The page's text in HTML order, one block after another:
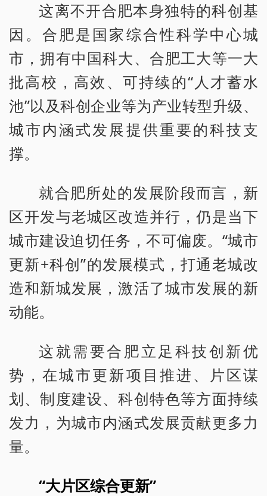
这离不开合肥本身独特的科创基
因。合肥是国家综合性科学中心城
市，拥有中国科大、合肥工大等一大
批高校，高效、可持续的“人才蓄水
池”以及科创企业等为产业转型升级、
城市内涵式发展提供重要的科技支
撑。
就合肥所处的发展阶段而言，新
区开发与老城区改造并行，仍是当下
城市建设迫切任务，不可偏废。“城市
更新+科创”的发展模式，打通老城改
造和新城发展，激活了城市发展的新
动能。
这就需要合肥立足科技创新优
势，在城市更新项目推进、片区谋
划、制度建设、科创特色等方面持续
发力，为城市内涵式发展贡献更多力
量。
“大片区综合更新”